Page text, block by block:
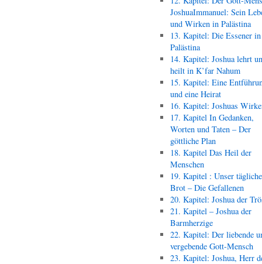
JoshuaImmanuel: Sein
und Wirken in Palästina
13. Kapitel: Die Essener in
Palästina
14. Kapitel: Joshua lehrt
heilt in K’far Nahum
15. Kapitel: Eine
und eine Heirat
16. Kapitel: Joshuas
17. Kapitel In Gedanken,
Worten und Taten – Der
göttliche Plan
18. Kapitel Das Heil der
Menschen
19. Kapitel : Unser
Brot – Die Gefallenen
20. Kapitel: Joshua der
21. Kapitel – Joshua der
Barmherzige
22. Kapitel: Der liebende
vergebende Gott-Mensch
23. Kapitel: Joshua, Herr